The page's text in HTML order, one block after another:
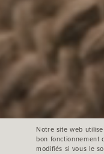
Notre site web
bon fonctionnement
modifiés si vous le